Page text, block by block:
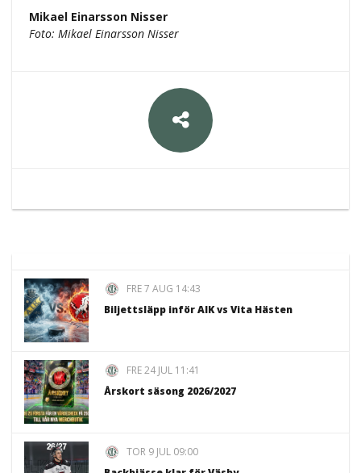
Mikael Einarsson Nisser
Foto: Mikael Einarsson Nisser
FRE 7 AUG 14:43
Biljettsläpp inför AIK vs Vita Hästen
FRE 24 JUL 11:41
Årskort säsong 2026/2027
TOR 9 JUL 09:00